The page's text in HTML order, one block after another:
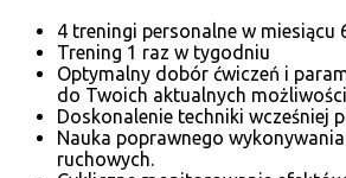
4 treningi personalne w miesiącu
Trening 1 raz w tygodniu
Optymalny dobór ćwiczeń i
do Twoich aktualnych
Doskonalenie techniki wcześniej
Nauka poprawnego
ruchowych.